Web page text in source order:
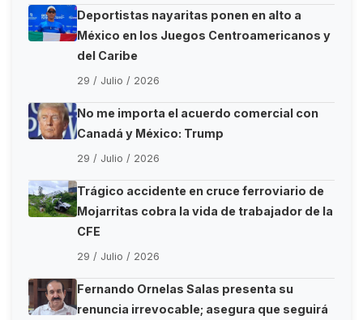
Deportistas nayaritas ponen en alto a
México en los Juegos Centroamericanos y
del Caribe
29 / Julio / 2026
No me importa el acuerdo comercial con
Canadá y México: Trump
29 / Julio / 2026
Trágico accidente en cruce ferroviario de
Mojarritas cobra la vida de trabajador de la
CFE
29 / Julio / 2026
Fernando Ornelas Salas presenta su
renuncia irrevocable; asegura que seguirá